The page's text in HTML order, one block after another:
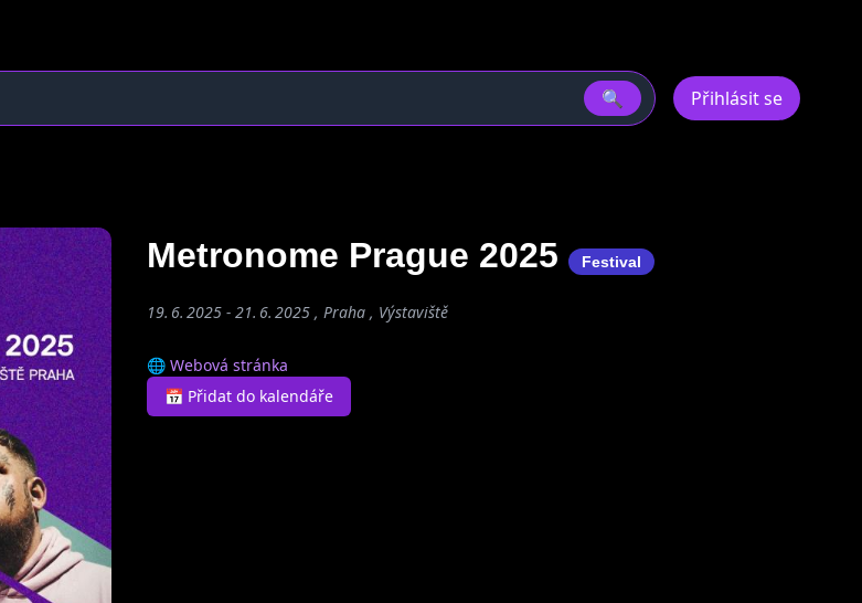
🔍 Přihlásit se
Metronome Prague 2025 Festival
19. 6. 2025 - 21. 6. 2025 , Praha , Výstaviště
🌐 Webová stránka
📅 Přidat do kalendáře